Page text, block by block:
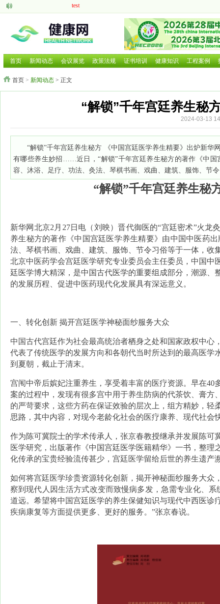
test
脑机接口的研究现状与发展前景
中医药现代化发展大有可为
呼吸道疾病如何防治国家卫健委等部门就近期流感问题回应
2025 HCE广州国际健康产业博览会
2025北京国际养老养生及大健康展览会
2025北京国际养老养生及大健康展览会
2026年第三届广西国际大健康暨康养产业博览会
首页 新闻动态 会议展览 政策法规 证书培训 健康知识 工程案例
首页 > 新闻动态 > 正文
“解锁”千年宫廷养生秘
2024-03-13
“解锁”千年宫廷养生秘方 《中国宫廷医学养生精要》出炉新华
有哪些养生妙招……近日，“解锁”千年宫廷养生秘方的著作《中
容、沐浴、足疗、功法、灸法、琴棋书画、戏曲、建筑、服饰、节
“解锁”千年宫廷养生秘
新华网北京2月27日电（刘映）晋代御医的“宫廷密术”火
养生秘方的著作《中国宫廷医学养生精要》由中国中医药
法、琴棋书画、戏曲、建筑、服饰、节令习俗等于一体，
北京中医药学会宫廷医学研究专业委员会主任委员，中国
廷医学博大精深，是中国古代医学的重要组成部分，潮源
的发展历程、促进中医药现代化发展具有深远意义。
一、 转化创新 揭开宫廷医学神秘面纱服务大众
中国古代宫廷作为社会最高统治者栖身之处和国家政权中
代表了传统医学的发展方向和各朝代当时所达到的最高医
到夏朝，截止于清末。
宫闱中帝后嫔妃注重养生，享受着丰富的医疗资源。早在
案的过程中，发现有很多宫中用于养生防病的代茶饮、膏
的严苛要求，这些方药在保证效验的层次上，组方精妙，
思路，其中内容，对现今老龄化社会的医疗康养、现代社会
作为陈可冀院士的学术传承人，张京春教授继承并发展陈
医学研究，出版著作《中国宫廷医学医籍精华》一书，整
化传承的宝贵经验流传甚少，宫廷医学留给后世的养生遗产
如何将宫廷医学珍贵资源转化创新，揭开神秘面纱服务大
察到现代人因生活方式改变而致慢病多发，急需专业化、
道远。希望将中国宫廷医学的养生保健知识与现代中西医
疾病康复等方面提供更多、更好的服务。”张京春说。